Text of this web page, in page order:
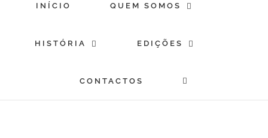
INÍCIO QUEM SOMOS
HISTÓRIA EDIÇÕES
CONTACTOS